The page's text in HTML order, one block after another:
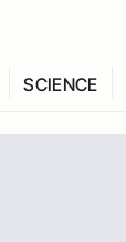
SCIENCE